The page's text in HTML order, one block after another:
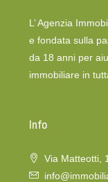
L’ Agenzia
e fondata sulla
da 18 anni per
immobiliare in
Info
Via Matteotti,